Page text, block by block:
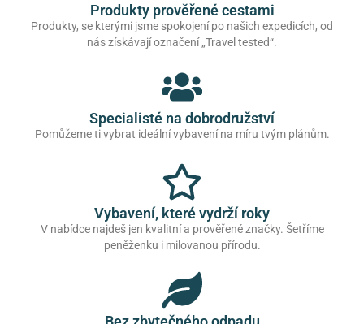
Produkty prověřené cestami
Produkty, se kterými jsme spokojení po našich expedicích, od
nás získávají označení „Travel tested“.
Specialisté na dobrodružství
Pomůžeme ti vybrat ideální vybavení na míru tvým plánům.
Vybavení, které vydrží roky
V nabídce najdeš jen kvalitní a prověřené značky. Šetříme
peněženku i milovanou přírodu.